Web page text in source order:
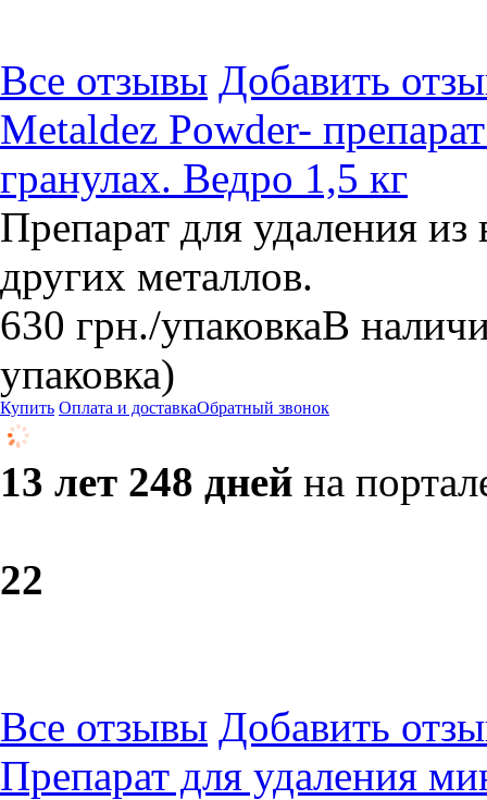
Все отзывы Добавить
Metaldez Powder-
гранулах. Ведро 1,5 кг
Препарат для удаления
других металлов.
630 грн./упаковкаВ
упаковка)
Купить Оплата и доставкаОбратный звонок
13 лет 248 дней на
22
Все отзывы Добавить
Препарат для удаления